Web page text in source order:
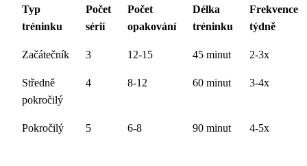
Typ
tréninku
Počet
sérií
Počet
opakování
Délka
tréninku
Frekvence
týdně
Začátečník 3 12-15 45 minut 2-3x
Středně
pokročilý
4 8-12 60 minut 3-4x
Pokročilý 5 6-8 90 minut 4-5x